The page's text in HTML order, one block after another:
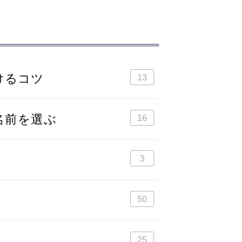
るコツ 13
前を選ぶ 16
3
50
25